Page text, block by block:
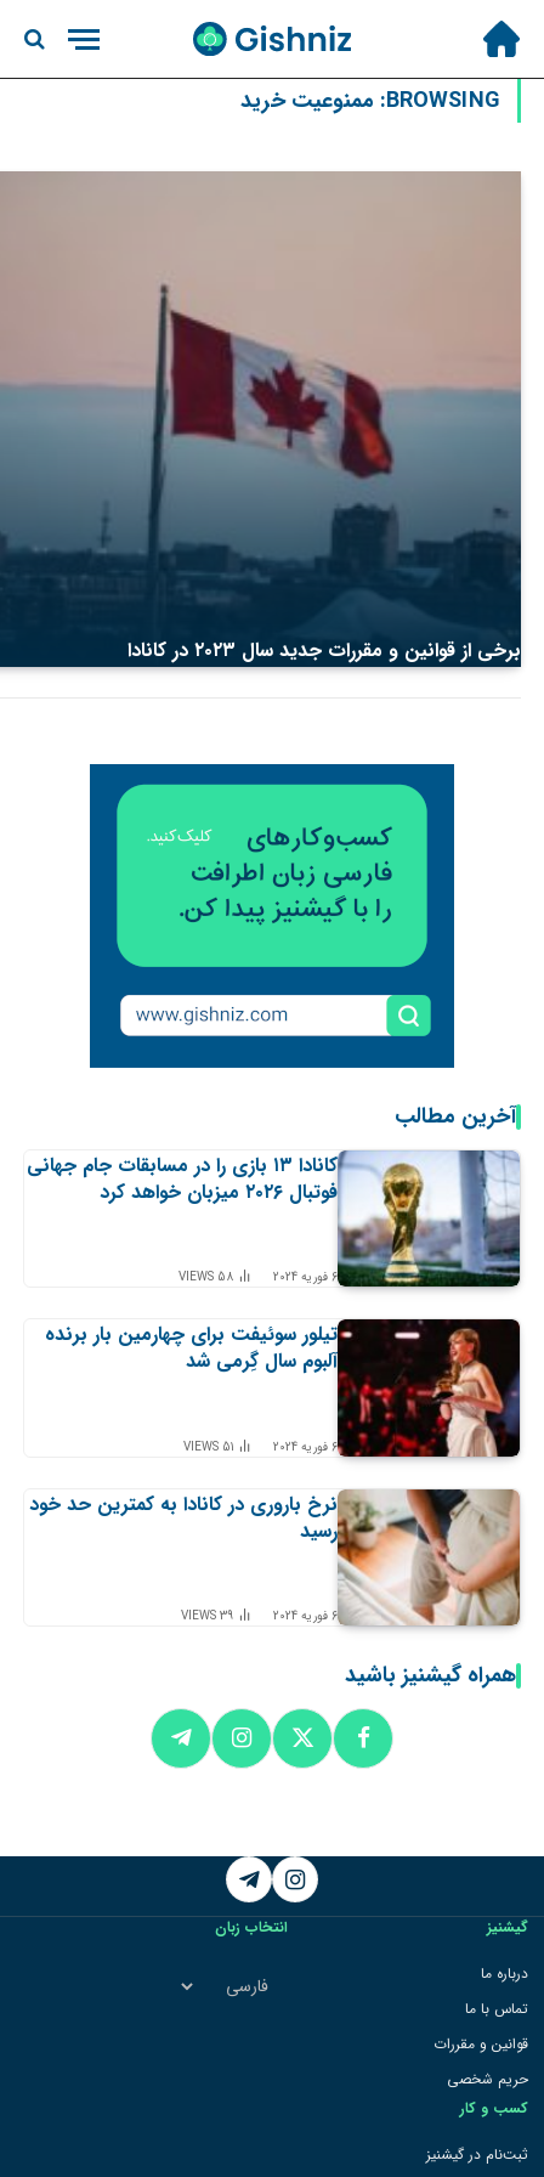
BROWSING: ممنوعیت خرید
برخی از قوانین و مقررات جدید سال ۲۰۲۳ در کانادا
آخرین مطالب
کانادا ۱۳ بازی را در مسابقات جام جهانی
فوتبال ۲۰۲۶ میزبان خواهد کرد
6 فوریه 2024 58
VIEWS
تیلور سوئیفت برای چهارمین بار برنده
آلبوم سال گِرمی شد
6 فوریه 2024 51
VIEWS
نرخ باروری در کانادا به کمترین حد خود
رسید
6 فوریه 2024 39
VIEWS
همراه گیشنیز باشید
Instagram
Telegram
گیشنیز
درباره ما
تماس با ما
قوانین و مقررات
حریم شخصی
کسب و کار
ثبت‌نام در گیشنیز
انتخاب زبان
انتخاب
زبان